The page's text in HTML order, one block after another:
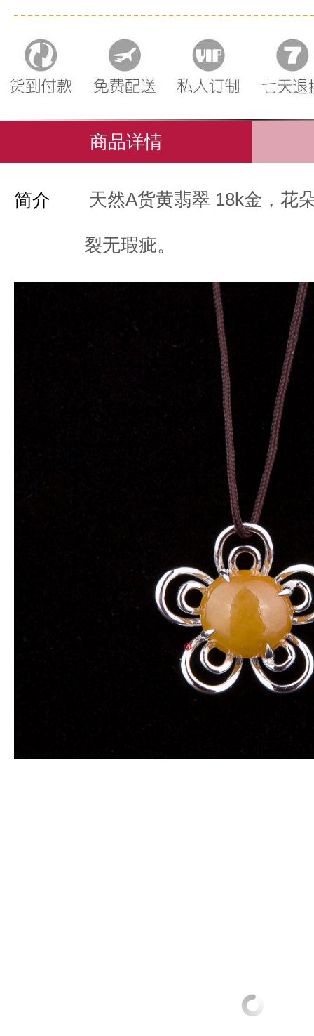
商品详情
简介 天然A货黄翡翠 18k金，花
裂无瑕疵。